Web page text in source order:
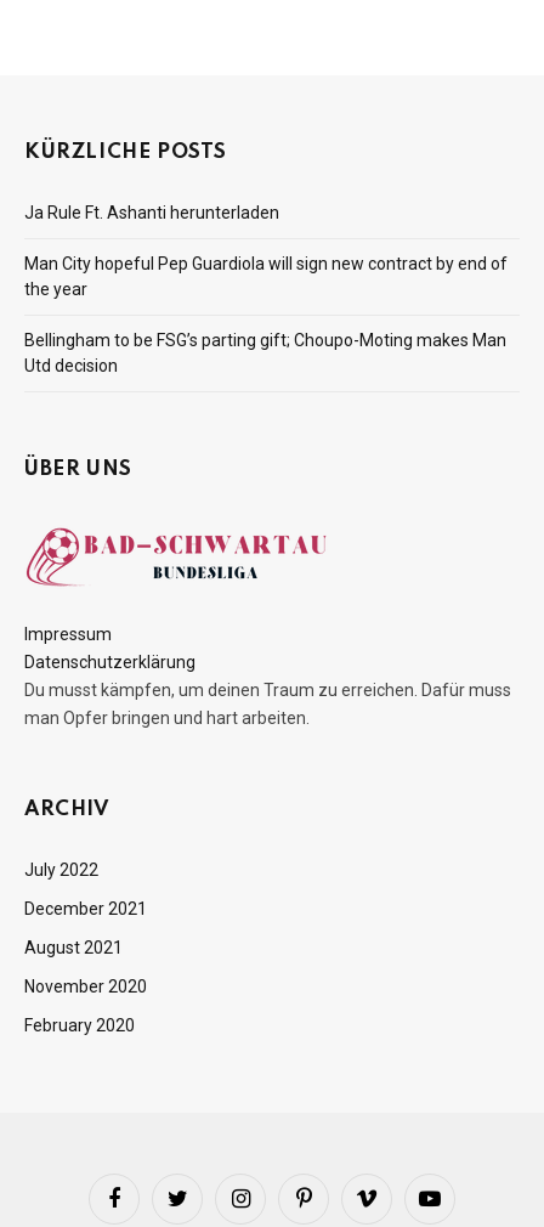
KÜRZLICHE POSTS
Ja Rule Ft. Ashanti herunterladen
Man City hopeful Pep Guardiola will sign new contract by end of
the year
Bellingham to be FSG’s parting gift; Choupo-Moting makes Man
Utd decision
ÜBER UNS
Impressum
Datenschutzerklärung
Du musst kämpfen, um deinen Traum zu erreichen. Dafür muss
man Opfer bringen und hart arbeiten.
ARCHIV
July 2022
December 2021
August 2021
November 2020
February 2020
FacebookTwitter InstagramPinterestVimeo YouTube